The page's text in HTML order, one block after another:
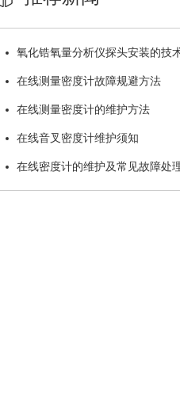
氧化锆氧量分析仪探头安装的技
在线测量密度计故障规避方法
在线测量密度计的维护方法
在线音叉密度计维护须知
在线密度计的维护及常见故障处